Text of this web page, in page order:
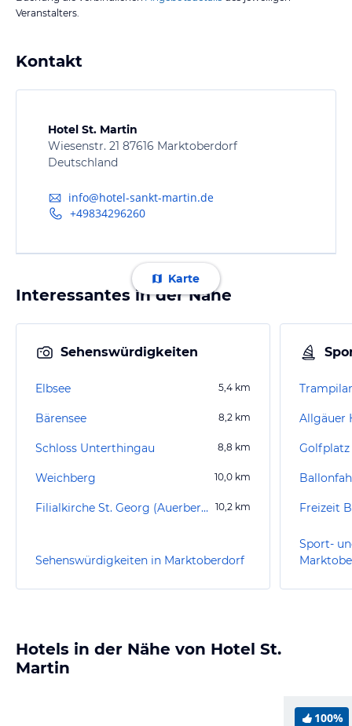
Veranstalters.
Kontakt
Hotel St. Martin
Wiesenstr. 21 87616 Marktoberdorf
Deutschland
info@hotel-sankt-martin.de
+49834296260
Karte
Interessantes in der Nähe
Sehenswürdigkeiten
Elbsee 5,4 km
Bärensee 8,2 km
Schloss Unterthingau 8,8 km
Weichberg 10,0 km
Filialkirche St. Georg (Auerberg) 10,2 km
Sehenswürdigkeiten in Marktoberdorf
Allgäuer
Golfplatz
Freizeit
Sport-
Hotels in der Nähe von Hotel St.
Martin
100%